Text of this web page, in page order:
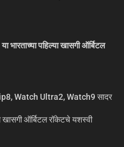
पहिल्या खासगी ऑर्बिटल
Watch Ultra2, Watch9 सादर
खासगी ऑर्बिटल रॉकेटचे यशस्वी